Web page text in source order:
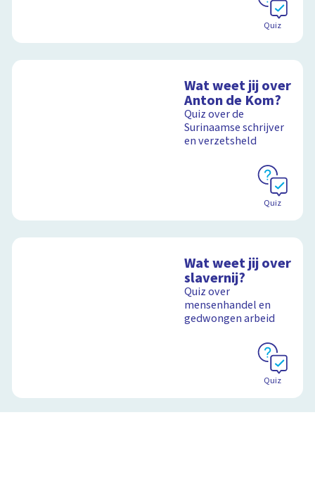
Quiz
Wat weet jij over
Anton de Kom?
Quiz over de
Surinaamse schrijver
en verzetsheld
Quiz
Wat weet jij over
slavernij?
Quiz over
mensenhandel en
gedwongen arbeid
Quiz